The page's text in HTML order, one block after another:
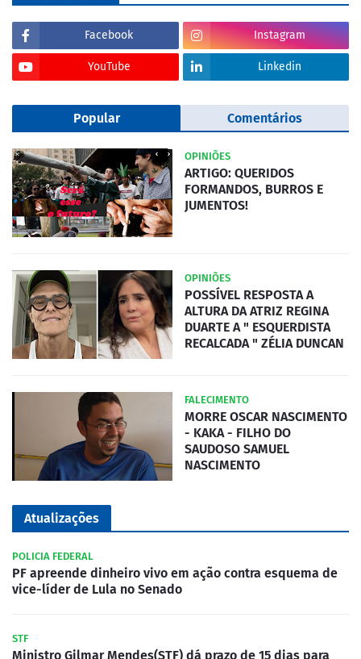
Facebook Instagram
YouTube Linkedin
Popular Comentários
OPINIÕES
ARTIGO: QUERIDOS
FORMANDOS, BURROS E
JUMENTOS!
OPINIÕES
POSSÍVEL RESPOSTA A
ALTURA DA ATRIZ REGINA
DUARTE A " ESQUERDISTA
RECALCADA " ZÉLIA DUNCAN
FALECIMENTO
MORRE OSCAR NASCIMENTO
- KAKA - FILHO DO
SAUDOSO SAMUEL
NASCIMENTO
Atualizações
POLICIA FEDERAL
PF apreende dinheiro vivo em ação contra esquema de
vice-líder de Lula no Senado
STF
Ministro Gilmar Mendes(STF) dá prazo de 15 dias para